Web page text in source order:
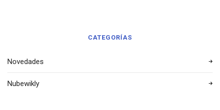
CATEGORÍAS
Novedades
Nubewikly